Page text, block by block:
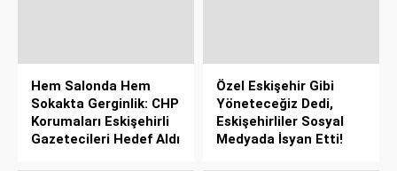
Hem Salonda Hem
Sokakta Gerginlik: CHP
Korumaları Eskişehirli
Gazetecileri Hedef Aldı
Özel Eskişehir Gibi
Yöneteceğiz Dedi,
Eskişehirliler Sosyal
Medyada İsyan Etti!